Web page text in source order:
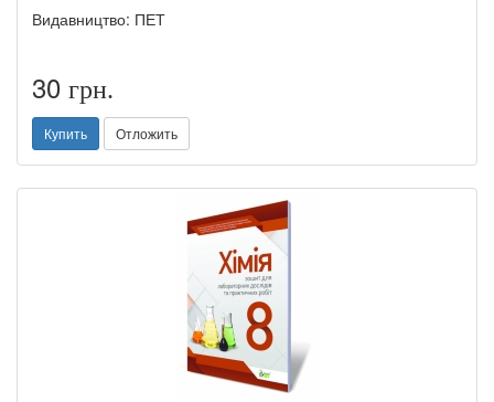
Видавництво: ПЕТ
30 грн.
Купить Отложить